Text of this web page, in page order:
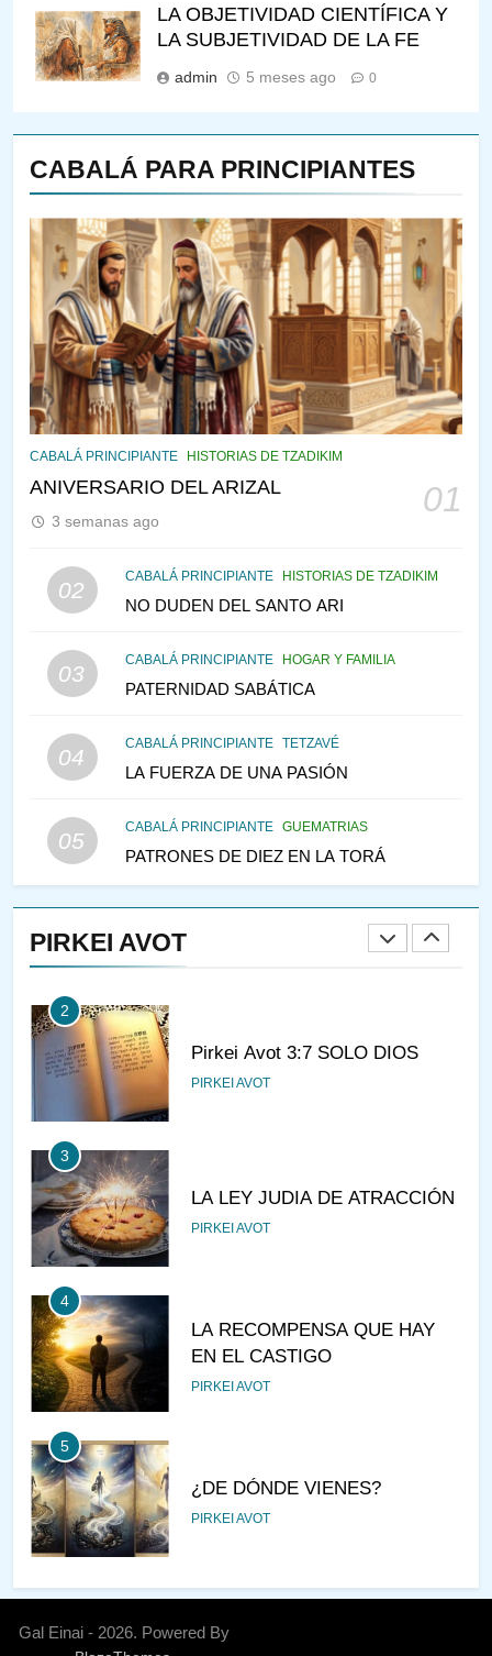
CABALÁ PARA PRINCIPIANTES
CABALÁ PRINCIPIANTE HISTORIAS DE TZADIKIM
ANIVERSARIO DEL ARIZAL 01
3 semanas ago
02
CABALÁ PRINCIPIANTE HISTORIAS DE TZADIKIM
NO DUDEN DEL SANTO ARI
03
CABALÁ PRINCIPIANTE HOGAR Y FAMILIA
PATERNIDAD SABÁTICA
04
CABALÁ PRINCIPIANTE TETZAVÉ
LA FUERZA DE UNA PASIÓN
05
CABALÁ PRINCIPIANTE GUEMATRIAS
PATRONES DE DIEZ EN LA TORÁ
PIRKEI AVOT
143
¿QUIÉN ES SABIO? EL QUE
VE LO QUE VA A NACER
PENSAMIENTO JUDÍO PIRKEI AVOT
144
CABALÁ Y JASIDUT: EL
CONSEJO DE LOS PADRES
145
VEAMOS ¿POR QUÉ
IEHOSHÚA? Y LA QUEJA DE
1
CONVERSAR CON LA MUJER
A LA LUZ DEL JUDAÍSMO
AMOR, PAREJA Y MATRIMONIO
2
Pirkei Avot 3:7 SOLO DIOS
PIRKEI AVOT
3
LA LEY JUDIA DE ATRACCIÓN
PIRKEI AVOT
4
LA RECOMPENSA QUE HAY
EN EL CASTIGO
PIRKEI AVOT
5
¿DE DÓNDE VIENES?
PIRKEI AVOT
6
AJAREI KEDOSHIM
LA OBJETIVIDAD CIENTÍFICA Y
LA SUBJETIVIDAD DE LA FE
admin 5 meses ago 0
Gal Einai - 2026. Powered By